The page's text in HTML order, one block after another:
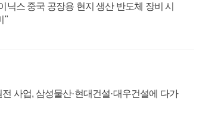
닉스 중국 공장용 현지 생산 반도체 장비 시
"
사업, 삼성물산·현대건설·대우건설에 다가